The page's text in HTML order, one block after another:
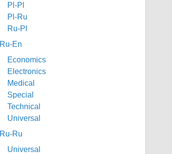
Pl-Pl
Pl-Ru
Ru-Pl
Ru-En
Economics
Electronics
Medical
Special
Technical
Universal
Ru-Ru
Universal